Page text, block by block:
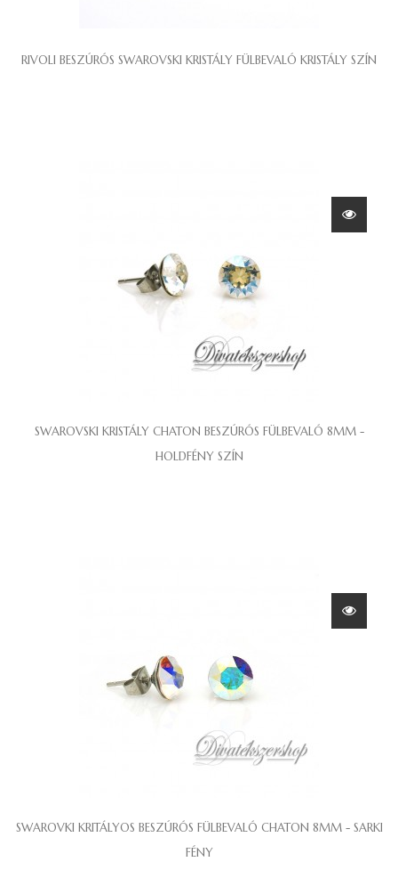
RIVOLI BESZÚRÓS SWAROVSKI KRISTÁLY FÜLBEVALÓ KRISTÁLY SZÍN
SWAROVSKI KRISTÁLY CHATON BESZÚRÓS FÜLBEVALÓ 8MM -
HOLDFÉNY SZÍN
SWAROVKI KRITÁLYOS BESZÚRÓS FÜLBEVALÓ CHATON 8MM - SARKI
FÉNY